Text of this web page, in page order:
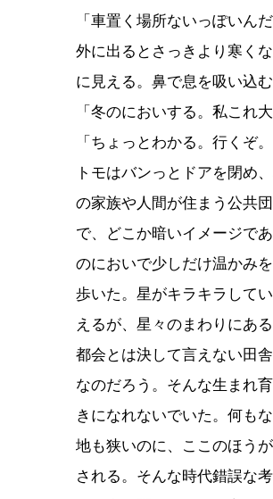
「車置く場所ないっぽいん
外に出るとさっきより寒く
に見える。鼻で息を吸い込
「冬のにおいする。私これ
「ちょっとわかる。行くぞ。
トモはバンっとドアを閉め
の家族や人間が住まう公共
で、どこか暗いイメージで
のにおいで少しだけ温かみ
歩いた。星がキラキラして
えるが、星々のまわりにあ
都会とは決して言えない田
なのだろう。そんな生まれ
きになれないでいた。何も
地も狭いのに、ここのほう
される。そんな時代錯誤な